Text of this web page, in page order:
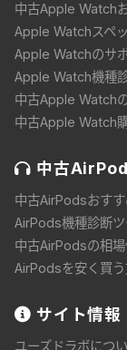
中古Apple Watch
Apple Watchスペ
Apple Watchのサ
Apple Watch機種
中古Apple Watch
中古Apple Watch
中古
中古AirPodsおす
AirPods機種診断
中古AirPodsの相
AirPodsを安く買
サイト情報
ユーズドラボにつ